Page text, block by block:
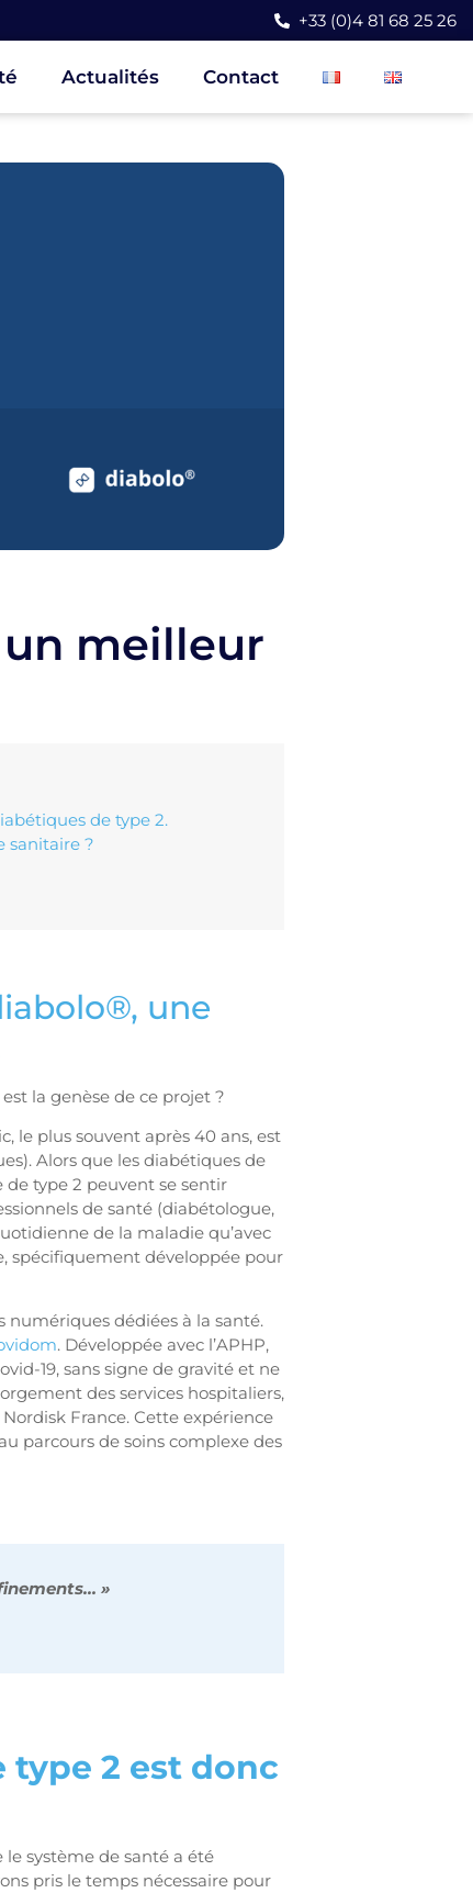
+33 (0)4 81 68 25 26
Actualités Contact
meilleur
de type 2.
sanitaire ?
une
la genèse de ce projet ?
le plus souvent après 40 ans, est
Alors que les diabétiques de
de type 2 peuvent se sentir
de santé (diabétologue,
de la maladie qu’avec
spécifiquement développée pour
numériques dédiées à la santé.
. Développée avec l’APHP,
19, sans signe de gravité et ne
des services hospitaliers,
France. Cette expérience
parcours de soins complexe des
»
2 est donc
système de santé a été
pris le temps nécessaire pour